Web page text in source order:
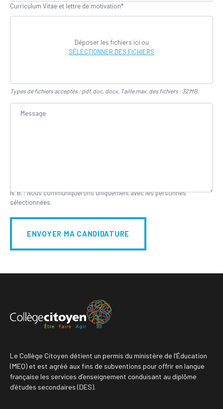
Curriculum Vitae et lettre de motivation*
Déposer les fichiers ici ou
SÉLECTIONNER DES FICHIERS
Types de fichiers acceptés : pdf, doc, docx, Taille max. des fichiers : 32 MB.
N. B. : Nous communiquerons uniquement avec les personnes
sélectionnées.
ENVOYER MA CANDIDATURE
Le Collège Citoyen détient un permis du ministère de l’Éducation
(MEQ) et est agréé aux fins de subventions pour offrir en langue
française les services d’enseignement conduisant au diplôme
d’études secondaires (DES).